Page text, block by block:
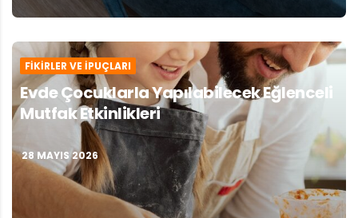
FIKIRLER VE İPUÇLARI
Evde Çocuklarla Yapılabilecek Eğlenceli
Mutfak Etkinlikleri
28 MAYIS 2026